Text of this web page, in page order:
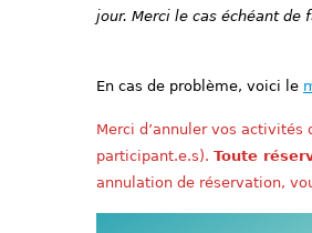
jour. Merci le cas échéant de
En cas de problème, voici le
Merci d’annuler vos activités
participant.e.s). Toute
annulation de réservation,